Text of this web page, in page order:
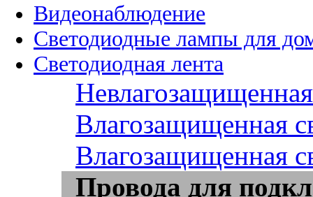
Видеонаблюдение
Светодиодные лампы для
Светодиодная лента
Влагозащищенная
Влагозащищенная
Провода для